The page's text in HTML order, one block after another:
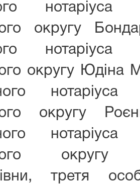
нотаріуса
округу
нотаріуса
округу Юдіна
нотаріуса
округу
нотаріуса
третя